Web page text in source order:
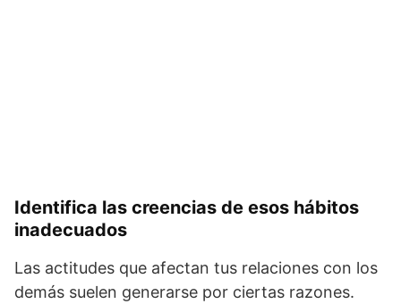
Identifica las creencias de esos hábitos
inadecuados
Las actitudes que afectan tus relaciones con los
demás suelen generarse por ciertas razones.